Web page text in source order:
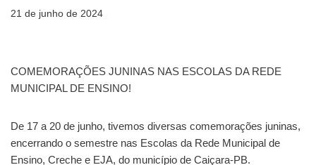
21 de junho de 2024
COMEMORAÇÕES JUNINAS NAS ESCOLAS DA REDE
MUNICIPAL DE ENSINO!
De 17 a 20 de junho, tivemos diversas comemorações juninas,
encerrando o semestre nas Escolas da Rede Municipal de
Ensino, Creche e EJA, do município de Caiçara-PB.